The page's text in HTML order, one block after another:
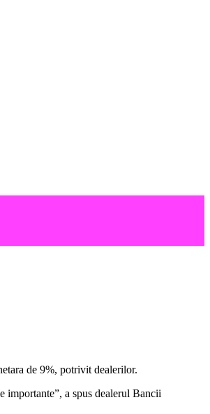
de 9%, potrivit dealerilor.
importante”, a spus dealerul Bancii